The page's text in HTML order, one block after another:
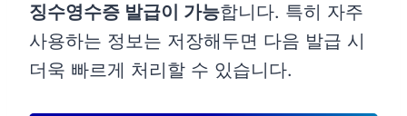
징수영수증 발급이 가능합니다. 특히 자주
사용하는 정보는 저장해두면 다음 발급 시
더욱 빠르게 처리할 수 있습니다.